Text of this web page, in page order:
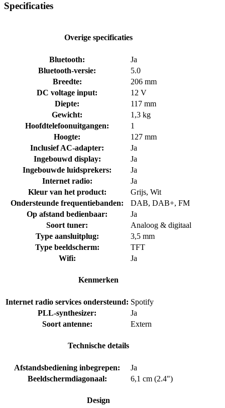
Specificaties
Overige specificaties
Bluetooth:
Ja
Bluetooth-versie:
5.0
Breedte:
206 mm
DC voltage input:
12 V
Diepte:
117 mm
Gewicht:
1,3 kg
Hoofdtelefoonuitgangen:
1
Hoogte:
127 mm
Inclusief AC-adapter:
Ja
Ingebouwd display:
Ja
Ingebouwde luidsprekers:
Ja
Internet radio:
Ja
Kleur van het product:
Grijs, Wit
Ondersteunde frequentiebanden:
DAB, DAB+, FM
Op afstand bedienbaar:
Ja
Soort tuner:
Analoog & digitaal
Type aansluitplug:
3,5 mm
Type beeldscherm:
TFT
Wifi:
Ja
Kenmerken
Internet radio services ondersteund: Spotify
PLL-synthesizer:
Ja
Soort antenne:
Extern
Technische details
Afstandsbediening inbegrepen:
Ja
Beeldschermdiagonaal:
6,1 cm (2.4")
Design